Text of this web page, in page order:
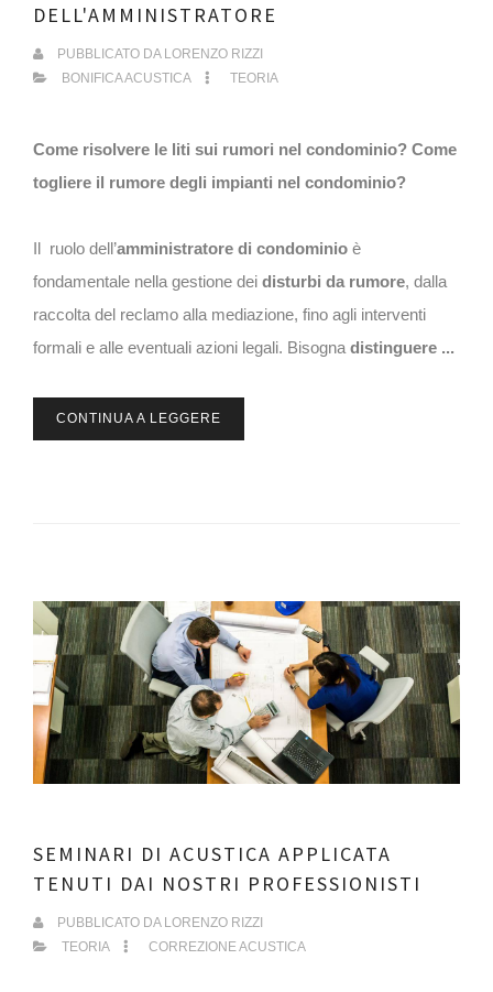
DELL'AMMINISTRATORE
PUBBLICATO DA LORENZO RIZZI
BONIFICA ACUSTICA
TEORIA
Come risolvere le liti sui rumori nel condominio? Come
togliere il rumore degli impianti nel condominio?
Il ruolo dell’amministratore di condominio è
fondamentale nella gestione dei disturbi da rumore, dalla
raccolta del reclamo alla mediazione, fino agli interventi
formali e alle eventuali azioni legali. Bisogna distinguere ...
CONTINUA A LEGGERE
SEMINARI DI ACUSTICA APPLICATA
TENUTI DAI NOSTRI PROFESSIONISTI
PUBBLICATO DA LORENZO RIZZI
TEORIA
CORREZIONE ACUSTICA